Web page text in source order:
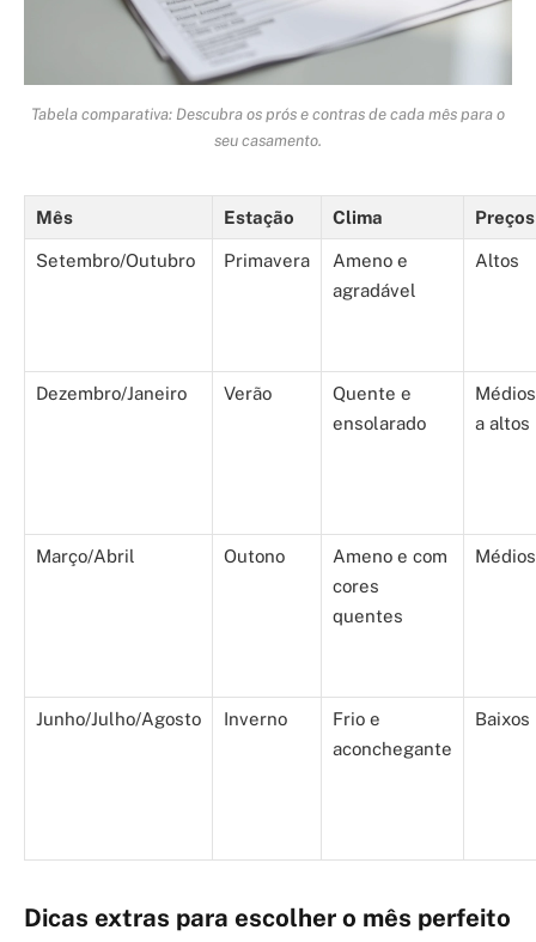
Tabela comparativa: Descubra os prós e contras de cada mês para o
seu casamento.
Mês Estação Clima Preços
Setembro/Outubro Primavera
Ameno e
agradável
Altos
Dezembro/Janeiro Verão
Quente e
ensolarado
Médios
a altos
Março/Abril Outono
Ameno e com
cores
quentes
Médios
Junho/Julho/Agosto Inverno
Frio e
aconchegante
Baixos
Dicas extras para escolher o mês perfeito